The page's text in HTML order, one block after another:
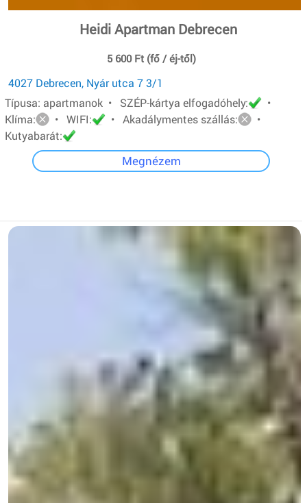
Heidi Apartman Debrecen
5 600 Ft (fő / éj-től)
4027 Debrecen, Nyár utca 7 3/1
Típusa: apartmanok • SZÉP-kártya elfogadóhely:
•
Klíma:
• WIFI: • Akadálymentes szállás:
•
Kutyabarát:
Megnézem